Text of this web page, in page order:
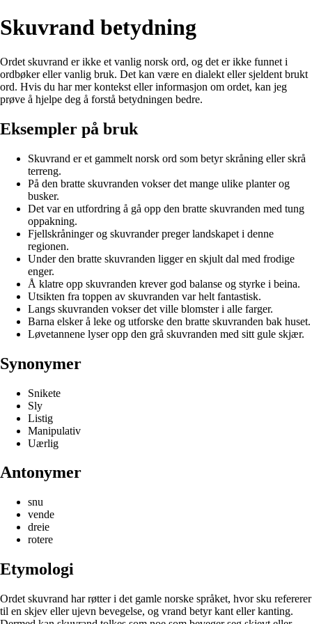
Skuvrand betydning
Ordet skuvrand er ikke et vanlig norsk ord, og det er ikke funnet i
ordbøker eller vanlig bruk. Det kan være en dialekt eller sjeldent brukt
ord. Hvis du har mer kontekst eller informasjon om ordet, kan jeg
prøve å hjelpe deg å forstå betydningen bedre.
Eksempler på bruk
Skuvrand er et gammelt norsk ord som betyr skråning eller skrå
terreng.
På den bratte skuvranden vokser det mange ulike planter og
busker.
Det var en utfordring å gå opp den bratte skuvranden med tung
oppakning.
Fjellskråninger og skuvrander preger landskapet i denne
regionen.
Under den bratte skuvranden ligger en skjult dal med frodige
enger.
Å klatre opp skuvranden krever god balanse og styrke i beina.
Utsikten fra toppen av skuvranden var helt fantastisk.
Langs skuvranden vokser det ville blomster i alle farger.
Barna elsker å leke og utforske den bratte skuvranden bak huset.
Løvetannene lyser opp den grå skuvranden med sitt gule skjær.
Synonymer
Snikete
Sly
Listig
Manipulativ
Uærlig
Antonymer
snu
vende
dreie
rotere
Etymologi
Ordet skuvrand har røtter i det gamle norske språket, hvor sku refererer
til en skjev eller ujevn bevegelse, og vrand betyr kant eller kanting.